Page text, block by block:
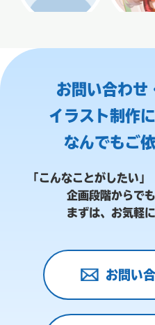
お問い合わせ
イラスト制作
なんでもご
「こんなことがしたい」
企画段階からで
まずは、お気軽
お問い